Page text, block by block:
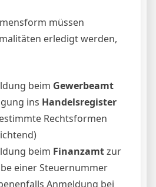
müssen
erledigt werden,
beim Gewerbeamt
ins Handelsregister
Rechtsformen
beim Finanzamtzur
einer Steuernummer
Anmeldung bei